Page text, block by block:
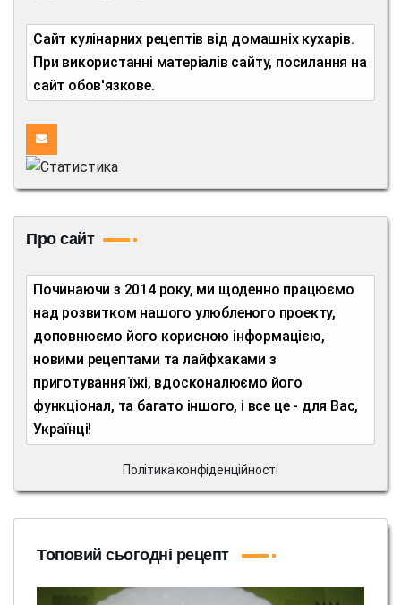
Сайт кулінарних рецептів від домашніх кухарів.
При використанні матеріалів сайту, посилання на
сайт обов'язкове.
Про сайт
Починаючи з 2014 року, ми щоденно працюємо
над розвитком нашого улюбленого проекту,
доповнюємо його корисною інформацією,
новими рецептами та лайфхаками з
приготування їжі, вдосконалюємо його
функціонал, та багато іншого, і все це - для Вас,
Українці!
Політика конфіденційності
Топовий сьогодні рецепт